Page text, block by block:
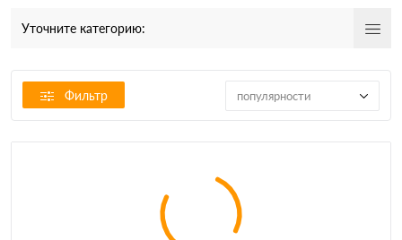
Уточните категорию:
Фильтр популярности